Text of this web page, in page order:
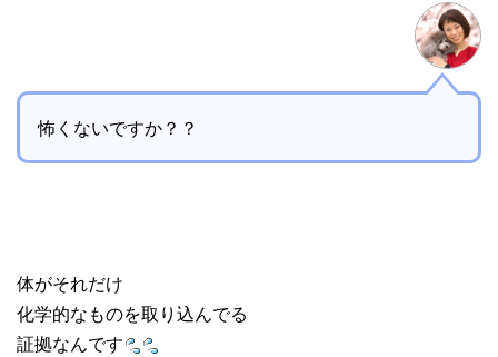
怖くないですか？？
体がそれだけ
化学的なものを取り込んでる
証拠なんです